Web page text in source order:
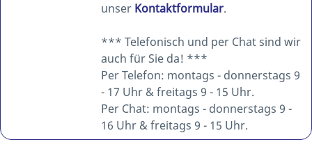
unser Kontaktformular.
*** Telefonisch und per Chat sind wir
auch für Sie da! ***
Per Telefon: montags - donnerstags 9
- 17 Uhr & freitags 9 - 15 Uhr.
Per Chat: montags - donnerstags 9 -
16 Uhr & freitags 9 - 15 Uhr.